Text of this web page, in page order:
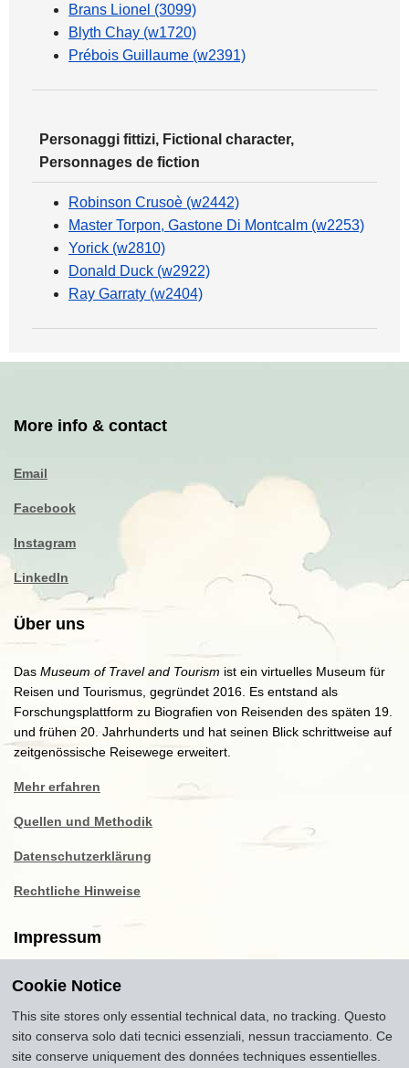
Brans Lionel (3099)
Blyth Chay (w1720)
Prébois Guillaume (w2391)
Personaggi fittizi, Fictional character,
Personnages de fiction
Robinson Crusoè (w2442)
Master Torpon, Gastone Di Montcalm (w2253)
Yorick (w2810)
Donald Duck (w2922)
Ray Garraty (w2404)
More info & contact
Email
Facebook
Instagram
LinkedIn
Über uns
Das Museum of Travel and Tourism ist ein virtuelles Museum für
Reisen und Tourismus, gegründet 2016. Es entstand als
Forschungsplattform zu Biografien von Reisenden des späten 19.
und frühen 20. Jahrhunderts und hat seinen Blick schrittweise auf
zeitgenössische Reisewege erweitert.
Mehr erfahren
Quellen und Methodik
Datenschutzerklärung
Rechtliche Hinweise
Impressum
Copyright2016-2026
museumoftravel.org"
InfoDeveloped bywww.rhpositive.net. IconsFont Awesome.
Cookie Notice
This site stores only essential technical data, no tracking. Questo
sito conserva solo dati tecnici essenziali, nessun tracciamento. Ce
site conserve uniquement des données techniques essentielles.